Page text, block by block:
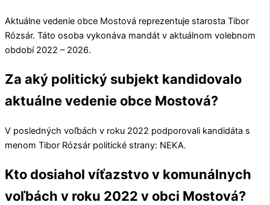
Aktuálne vedenie obce Mostová reprezentuje starosta Tibor
Rózsár. Táto osoba vykonáva mandát v aktuálnom volebnom
období 2022 – 2026.
Za aký politický subjekt kandidovalo
aktuálne vedenie obce Mostová?
V posledných voľbách v roku 2022 podporovali kandidáta s
menom Tibor Rózsár politické strany: NEKA.
Kto dosiahol víťazstvo v komunálnych
voľbách v roku 2022 v obci Mostová?